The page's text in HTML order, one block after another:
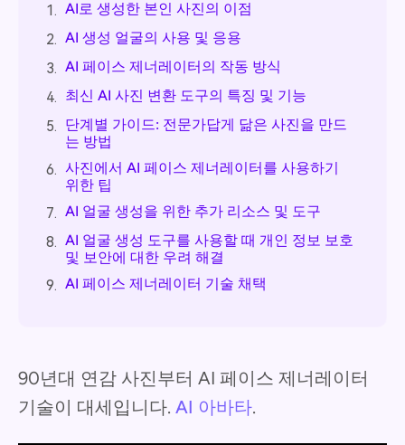
1. AI로 생성한 본인 사진의 이점
2. AI 생성 얼굴의 사용 및 응용
3. AI 페이스 제너레이터의 작동 방식
4. 최신 AI 사진 변환 도구의 특징 및 기능
5. 단계별 가이드: 전문가답게 닮은 사진을 만드
는 방법
6. 사진에서 AI 페이스 제너레이터를 사용하기
위한 팁
7. AI 얼굴 생성을 위한 추가 리소스 및 도구
8. AI 얼굴 생성 도구를 사용할 때 개인 정보 보호
및 보안에 대한 우려 해결
9. AI 페이스 제너레이터 기술 채택
90년대 연감 사진부터 AI 페이스 제너레이터
기술이 대세입니다. AI 아바타.